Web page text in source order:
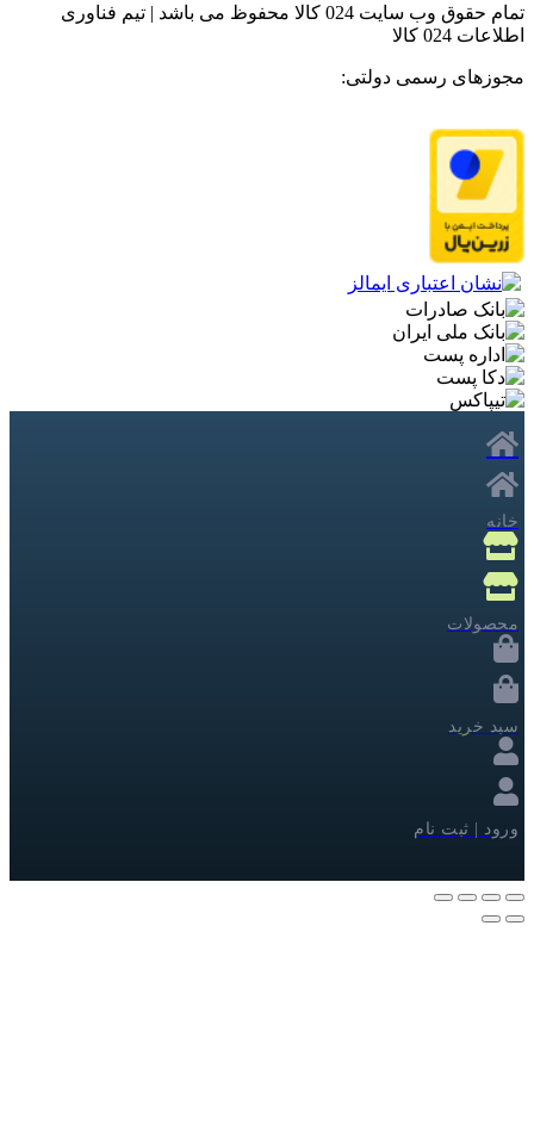
تمام حقوق وب سایت 024 کالا محفوظ می باشد | تیم فناوری
اطلاعات 024 کالا
مجوزهای رسمی دولتی:
خانه
محصولات
سبد خرید
ورود | ثبت نام